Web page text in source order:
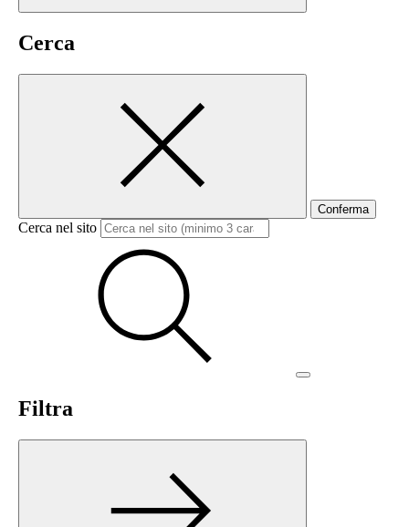
Cerca
Conferma
Cerca nel sito
Filtra